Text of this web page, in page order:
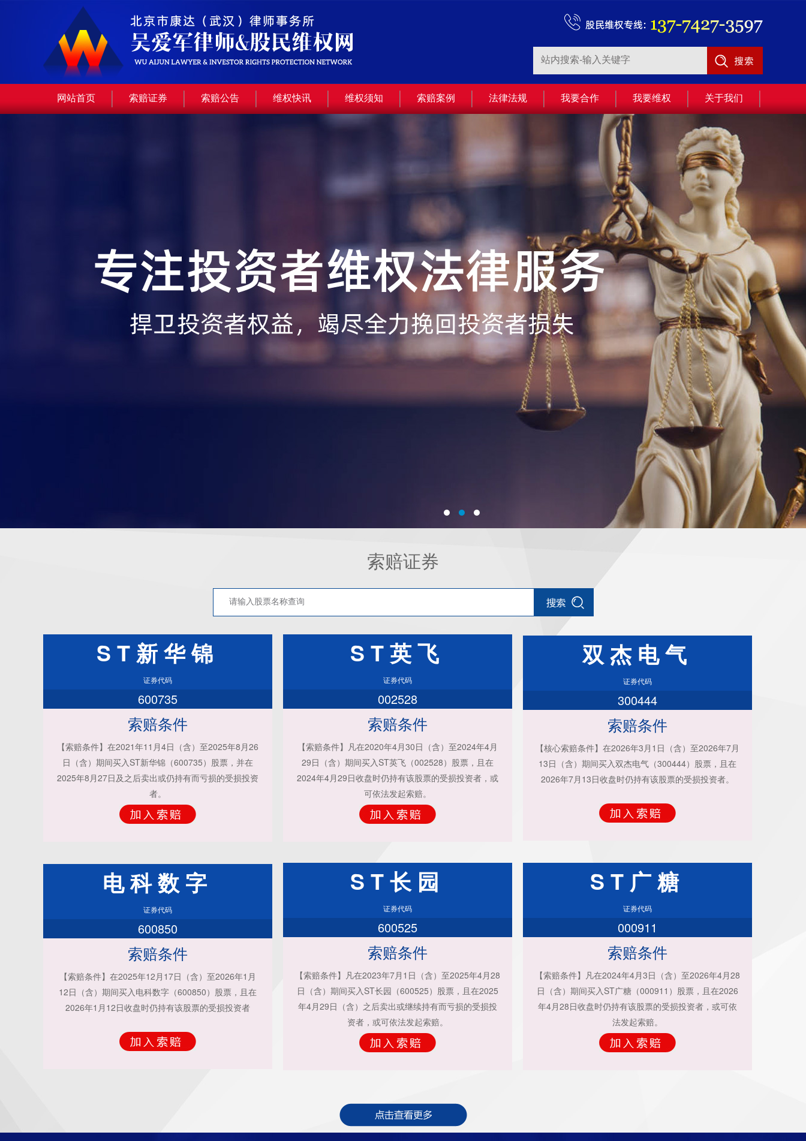
网站首页 索赔证券 索赔公告 维权快讯 维权须知 索赔案例 法律法规 我要合作 我要维权 关于我们
索赔证券
ST新华锦
证券代码
600735
索赔条件
【索赔条件】在2021年11月4日（含）至2025年8月26
日（含）期间买入ST新华锦（600735）股票，并在
2025年8月27日及之后卖出或仍持有而亏损的受损投资
者。
ST英飞
证券代码
002528
索赔条件
【索赔条件】凡在2020年4月30日（含）至2024年4月
29日（含）期间买入ST英飞（002528）股票，且在
2024年4月29日收盘时仍持有该股票的受损投资者，或
可依法发起索赔。
双杰电气
证券代码
300444
索赔条件
【核心索赔条件】在2026年3月1日（含）至2026年7月
13日（含）期间买入双杰电气（300444）股票，且在
2026年7月13日收盘时仍持有该股票的受损投资者。
电科数字
证券代码
600850
索赔条件
【索赔条件】在2025年12月17日（含）至2026年1月
12日（含）期间买入电科数字（600850）股票，且在
2026年1月12日收盘时仍持有该股票的受损投资者
ST长园
证券代码
600525
索赔条件
【索赔条件】凡在2023年7月1日（含）至2025年4月28
日（含）期间买入ST长园（600525）股票，且在2025
年4月29日（含）之后卖出或继续持有而亏损的受损投
资者，或可依法发起索赔。
ST广糖
证券代码
000911
索赔条件
【索赔条件】凡在2024年4月3日（含）至2026年4月28
日（含）期间买入ST广糖（000911）股票，且在2026
年4月28日收盘时仍持有该股票的受损投资者，或可依
法发起索赔。